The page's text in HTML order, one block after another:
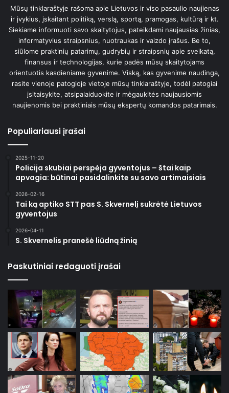
Mūsų tinklaraštyje rašoma apie Lietuvos ir viso pasaulio naujienas
ir įvykius, įskaitant politiką, verslą, sportą, pramogas, kultūrą ir kt.
Siekiame informuoti savo skaitytojus, pateikdami naujausias žinias,
informatyvius straipsnius, nuotraukas ir vaizdo įrašus. Be to,
siūlome praktinių patarimų, gudrybių ir straipsnių apie sveikatą,
finansus ir technologijas, kurie padės mūsų skaitytojams
orientuotis kasdieniame gyvenime. Viską, kas gyvenime naudinga,
rasite vienoje patogioje vietoje mūsų tinklaraštyje, todėl patogiai
įsitaisykite, atsipalaiduokite ir mėgaukitės naujausiomis
naujienomis bei praktiniais mūsų ekspertų komandos patarimais.
Populiariausi įrašai
2025-11-20
Policija skubiai perspėja gyventojus – štai kaip
apvagia: būtinai pasidalinkite su savo artimaisiais
2026-02-16
Tai ką aptiko STT pas S. Skvernelį sukrėtė Lietuvos
gyventojus
2026-04-11
S. Skvernelis pranešė liūdną žinią
Paskutiniai redaguoti įrašai